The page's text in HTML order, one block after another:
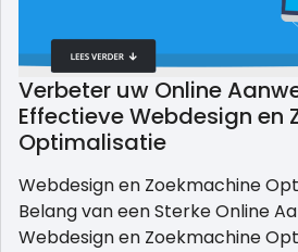
Verbeter uw Online
Effectieve Webdesign en
Optimalisatie
Webdesign en Zoekmachine
Belang van een Sterke Online
Webdesign en Zoekmachine